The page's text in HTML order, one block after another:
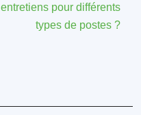
entretiens pour différents
types de postes ?